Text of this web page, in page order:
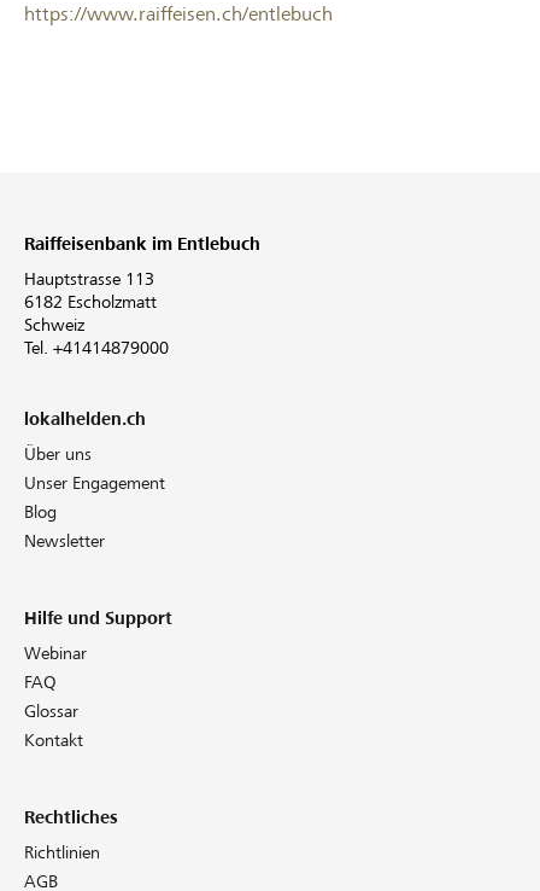
https://www.raiffeisen.ch/entlebuch
Raiffeisenbank im Entlebuch
Hauptstrasse 113
6182 Escholzmatt
Schweiz
Tel. +41414879000
lokalhelden.ch
Über uns
Unser Engagement
Blog
Newsletter
Hilfe und Support
Webinar
FAQ
Glossar
Kontakt
Rechtliches
Richtlinien
AGB